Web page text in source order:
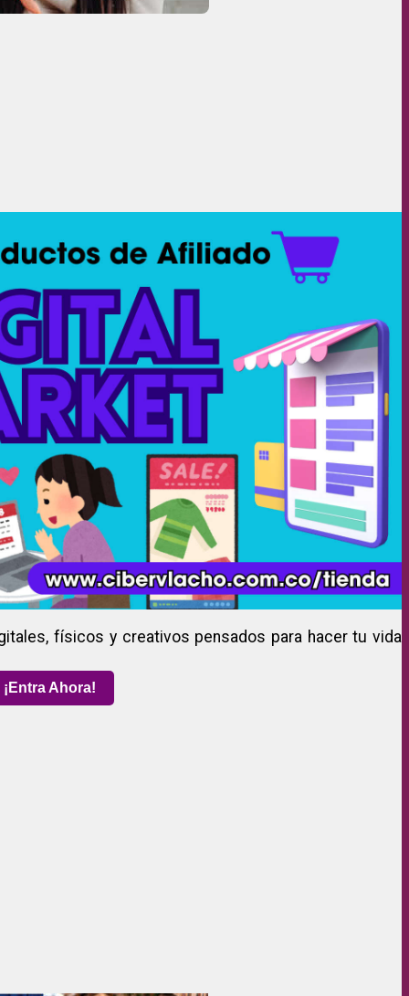
físicos y creativos pensados para hacer tu vida
¡Entra Ahora!